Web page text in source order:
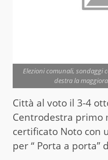
Elezioni comunali, sondaggi
destra la
Città al voto il 3-4
Centrodestra primo
certificato Noto con
per “ Porta a porta”